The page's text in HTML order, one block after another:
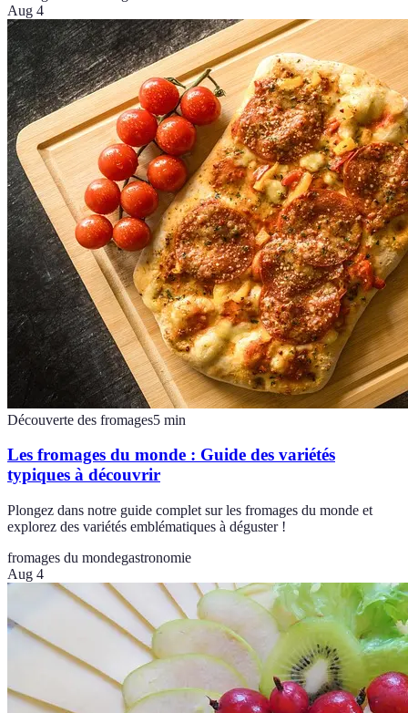
Aug 4
Découverte des fromages5 min
Les fromages du monde : Guide des variétés
typiques à découvrir
Plongez dans notre guide complet sur les fromages du monde et
explorez des variétés emblématiques à déguster !
fromages du mondegastronomie
Aug 4